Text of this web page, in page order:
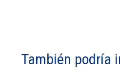
También podría